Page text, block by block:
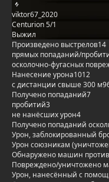
viktor67_2020
Centurion 5/1
Выжил
Произведено выстрелов14
прямых попаданий/
осколочно-фугасных
Нанесение урона1012
с дистанции свыше 300 м
Получено попаданий7
пробитий3
не нанёсших урон4
Получено попаданий
Урон, заблокированный
Урон союзникам
Обнаружено машин
Повреждено/уничтожено
Урон, нанесённый с